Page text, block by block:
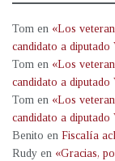
Tom en «Los
candidato a
Tom en «Los
candidato a
Tom en «Los
candidato a
Benito en Fiscalía
Rudy en «Gracias,